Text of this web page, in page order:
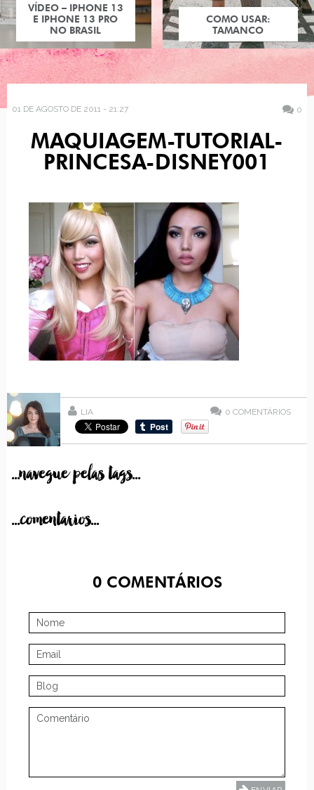
VÍDEO – IPHONE 13
E IPHONE 13 PRO
NO BRASIL
COMO USAR:
TAMANCO
01 DE AGOSTO DE 2011 - 21:27 0
MAQUIAGEM-TUTORIAL-
PRINCESA-DISNEY001
LIA 0 COMENTÁRIOS
...navegue pelas tags...
...comentarios...
0COMENTÁRIOS